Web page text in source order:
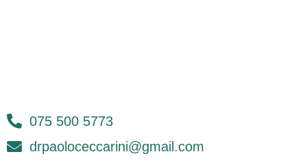
075 500 5773
drpaoloceccarini@gmail.com